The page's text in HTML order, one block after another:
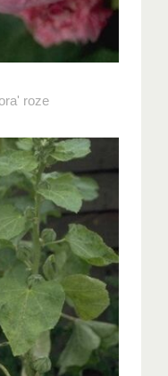
roze